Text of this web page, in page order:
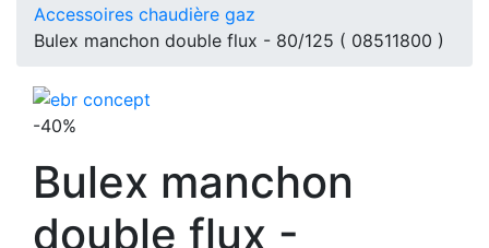
Accessoires chaudière gaz
Bulex manchon double flux - 80/125 ( 08511800 )
-40%
Bulex manchon
double flux -